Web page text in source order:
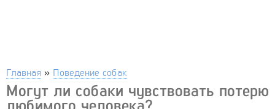
Главная » Поведение собак
Могут ли собаки чувствовать потерю
любимого человека?